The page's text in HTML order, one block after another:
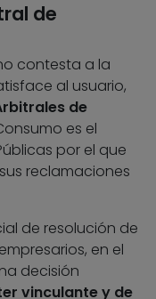
de
contesta a la
al usuario,
de
es el
por el que
reclamaciones
de resolución de
en el
decisión
vinculante y de